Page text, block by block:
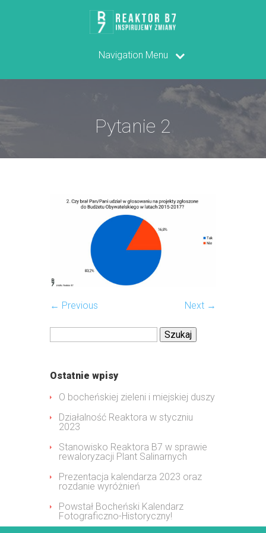
Navigation Menu
Pytanie 2
← Previous
Next →
Szukaj:
Ostatnie wpisy
O bocheńskiej zieleni i miejskiej duszy
Działalność Reaktora w styczniu
2023
Stanowisko Reaktora B7 w sprawie
rewaloryzacji Plant Salinarnych
Prezentacja kalendarza 2023 oraz
rozdanie wyróżnień
Powstał Bocheński Kalendarz
Fotograficzno-Historyczny!